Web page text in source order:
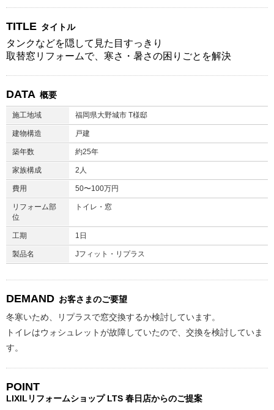
TITLE タイトル
タンクなどを隠して見た目すっきり
取替窓リフォームで、寒さ・暑さの困りごとを解決
DATA 概要
施工地域 福岡県大野城市 T様邸
建物構造 戸建
築年数 約25年
家族構成 2人
費用 50〜100万円
リフォーム部
位
トイレ・窓
工期 1日
製品名 Jフィット・リプラス
DEMAND お客さまのご要望
冬寒いため、リプラスで窓交換するか検討しています。
トイレはウォシュレットが故障していたので、交換を検討していま
す。
POINT
LIXILリフォームショップ LTS 春日店からのご提案